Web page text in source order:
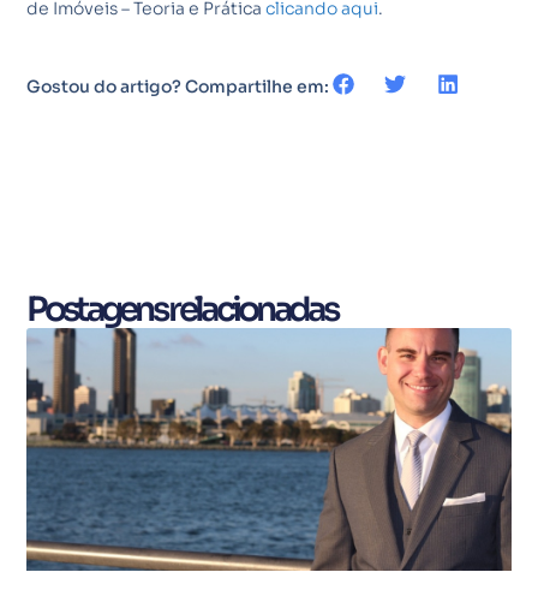
de Imóveis – Teoria e Práticaclicando aqui.
Gostou do artigo? Compartilhe em:
Postagens relacionadas